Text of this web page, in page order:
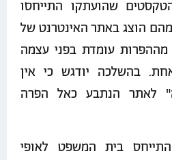
שהועתקו התייחסו
הוצג באתר האינטרנט של
עומדת בפני עצמה
בהשלכה יודגש כי אין
לאתר הנתבע כאל הפרה
בית המשפט לאופי